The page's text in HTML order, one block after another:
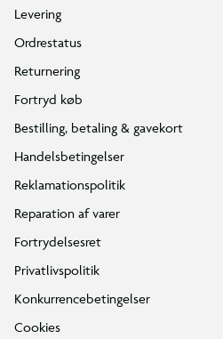
Levering
Ordrestatus
Returnering
Fortryd køb
Bestilling, betaling & gavekort
Handelsbetingelser
Reklamationspolitik
Reparation af varer
Fortrydelsesret
Privatlivspolitik
Konkurrencebetingelser
Cookies